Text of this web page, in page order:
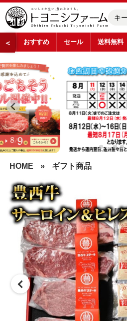
＜ おすすめ セール 送料無料
HOME » ギフト商品